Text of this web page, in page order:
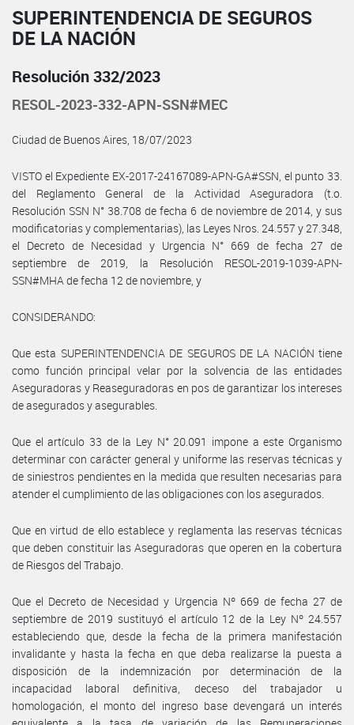
SUPERINTENDENCIA DE SEGUROS
DE LA NACIÓN
Resolución 332/2023
RESOL-2023-332-APN-SSN#MEC
Ciudad de Buenos Aires, 18/07/2023
VISTO el Expediente EX-2017-24167089-APN-GA#SSN, el punto 33.
del Reglamento General de la Actividad Aseguradora (t.o.
Resolución SSN N° 38.708 de fecha 6 de noviembre de 2014, y sus
modificatorias y complementarias), las Leyes Nros. 24.557 y 27.348,
el Decreto de Necesidad y Urgencia N° 669 de fecha 27 de
septiembre de 2019, la Resolución RESOL-2019-1039-APN-
SSN#MHA de fecha 12 de noviembre, y
CONSIDERANDO:
Que esta SUPERINTENDENCIA DE SEGUROS DE LA NACIÓN tiene
como función principal velar por la solvencia de las entidades
Aseguradoras y Reaseguradoras en pos de garantizar los intereses
de asegurados y asegurables.
Que el artículo 33 de la Ley N° 20.091 impone a este Organismo
determinar con carácter general y uniforme las reservas técnicas y
de siniestros pendientes en la medida que resulten necesarias para
atender el cumplimiento de las obligaciones con los asegurados.
Que en virtud de ello establece y reglamenta las reservas técnicas
que deben constituir las Aseguradoras que operen en la cobertura
de Riesgos del Trabajo.
Que el Decreto de Necesidad y Urgencia Nº 669 de fecha 27 de
septiembre de 2019 sustituyó el artículo 12 de la Ley Nº 24.557
estableciendo que, desde la fecha de la primera manifestación
invalidante y hasta la fecha en que deba realizarse la puesta a
disposición de la indemnización por determinación de la
incapacidad laboral definitiva, deceso del trabajador u
homologación, el monto del ingreso base devengará un interés